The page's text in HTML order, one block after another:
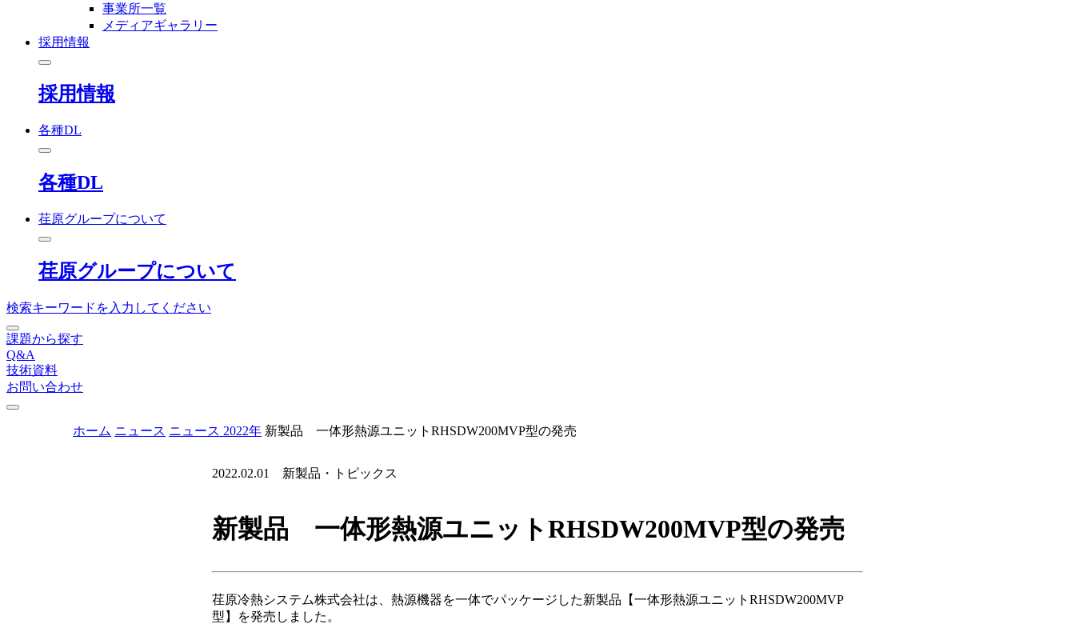
事業所一覧
メディアギャラリー
採用情報
採用情報
各種DL
各種DL
荏原グループについて
荏原グループについて
検索キーワードを入力してください
課題から探す
Q&A
技術資料
お問い合わせ
ホーム ニュース ニュース 2022年 新製品 一体形熱源ユニットRHSDW200MVP型の発売
2022.02.01 新製品・トピックス
新製品 一体形熱源ユニットRHSDW200MVP型の発売
荏原冷熱システム株式会社は、熱源機器を一体でパッケージした新製品【一体形熱源ユニットRHSDW200MVP
型】を発売しました。